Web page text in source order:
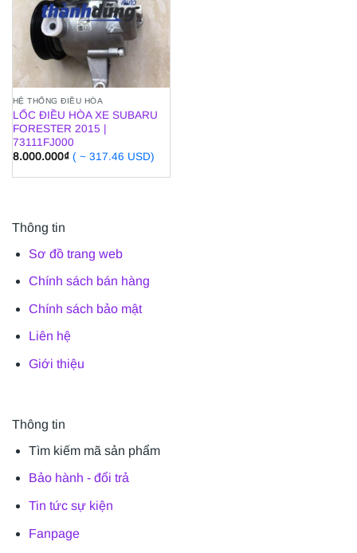
HỆ THỐNG ĐIỀU HÒA
LỐC ĐIỀU HÒA XE SUBARU
FORESTER 2015 |
73111FJ000
8.000.000₫ ( ~ 317.46 USD)
Thông tin
Sơ đồ trang web
Chính sách bán hàng
Chính sách bảo mật
Liên hệ
Giới thiệu
Thông tin
Tìm kiếm mã sản phẩm
Bảo hành - đổi trả
Tin tức sự kiện
Fanpage